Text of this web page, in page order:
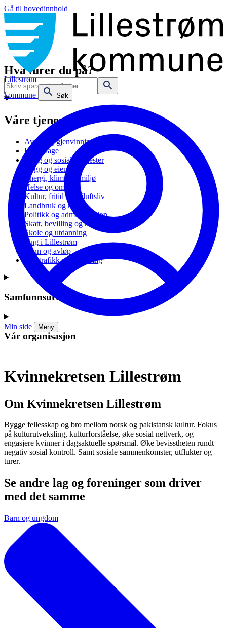
Gå til hovedinnhold
Lillestrøm
kommune
Søk
Min side Meny
Hva lurer du på?
Våre tjenester
Avfall og gjenvinning
Barnehage
Bolig og sosiale tjenester
Bygg og eiendom
Energi, klima og miljø
Helse og omsorg
Kultur, fritid og friluftsliv
Landbruk og natur
Politikk og administrasjon
Skatt, bevilling og næring
Skole og utdanning
Ung i Lillestrøm
Vann og avløp
Vei, trafikk og parkering
Samfunnsutvikling
Vår organisasjon
Kvinnekretsen Lillestrøm
Om Kvinnekretsen Lillestrøm
Bygge fellesskap og bro mellom norsk og pakistansk kultur. Fokus
på kulturutveksling, kulturforståelse, øke sosial nettverk, og
engasjere kvinner i dagsaktuelle spørsmål. Øke bevisstheten rundt
negativ sosial kontroll. Samt sosiale sammenkomster, utflukter og
turer.
Se andre lag og foreninger som driver
med det samme
Barn og ungdom